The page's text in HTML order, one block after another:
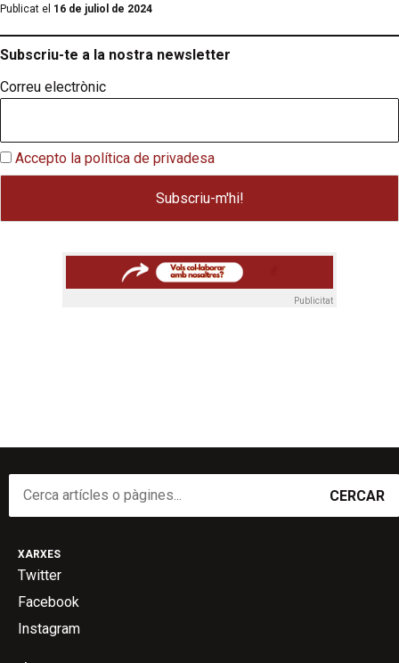
Publicat el 16 de juliol de 2024
Subscriu-te a la nostra newsletter
Correu electrònic
Accepto la política de privadesa
Publicitat
CERCAR
XARXES
Twitter
Facebook
Instagram